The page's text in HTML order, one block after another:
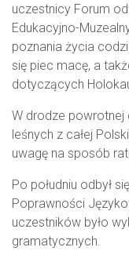
uczestnicy Forum
Edukacyjno-
poznania życia
się piec macę, a
dotyczących
W drodze powrotnej
leśnych z całej
uwagę na sposób
Po południu odbył
Poprawności
uczestników było
gramatycznych.